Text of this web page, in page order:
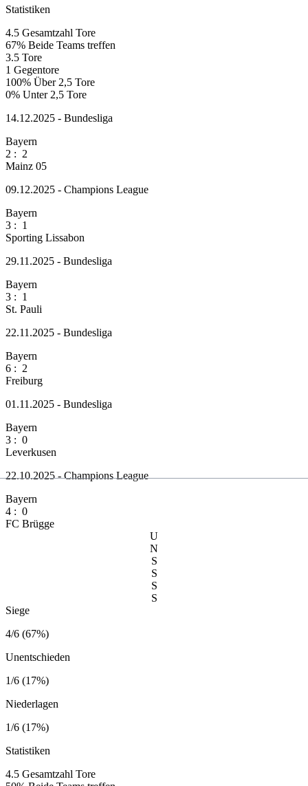
Statistiken
4.5 Gesamtzahl Tore
67% Beide Teams treffen
3.5 Tore
1 Gegentore
100% Über 2,5 Tore
0% Unter 2,5 Tore
14.12.2025 - Bundesliga
Bayern
2 : 2
Mainz 05
09.12.2025 - Champions League
Bayern
3 : 1
Sporting Lissabon
29.11.2025 - Bundesliga
Bayern
3 : 1
St. Pauli
22.11.2025 - Bundesliga
Bayern
6 : 2
Freiburg
01.11.2025 - Bundesliga
Bayern
3 : 0
Leverkusen
22.10.2025 - Champions League
Bayern
4 : 0
FC Brügge
U
N
S
S
S
S
Siege
4/6 (67%)
Unentschieden
1/6 (17%)
Niederlagen
1/6 (17%)
Statistiken
4.5 Gesamtzahl Tore